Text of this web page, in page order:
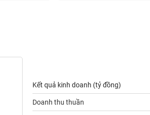
Kết quả kinh doanh (tỷ đồng)
Doanh thu thuần